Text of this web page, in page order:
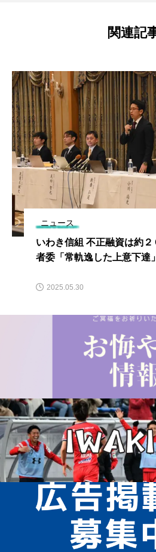
関連記
ニュース
いわき信組 不正融資は約
者委「常軌逸した上意下達」
2025.05.30